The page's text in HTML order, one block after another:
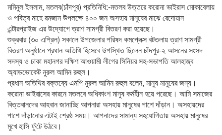
মমিনুল ইসলাম, মতলব(চাঁদপুর) প্রতিনিধি:-মতলব উত্তরে করোনা ভাইরাস মোকাবেলায়
ও পবিত্র মাহে রমজান উপলক্ষে ৪০০ জন অসহায় মানুষের মাঝে রেদোয়ান
এন্টারপ্রাইজ এর উদ্যোগে ত্রাণ সামগ্রী বিতরণ করা হয়েছে।
শুক্রবার (৩০ এপ্রিল) সকালে উপজেলার পরিষদ কমপ্লেক্স বটতলায় ত্রাণ সামগ্রী
বিতরণ অনুষ্ঠানে প্রধান অতিথি হিসেবে উপস্থিত ছিলেন চাঁদপুর-২ আসনের সংসদ
সদস্য ও ঢাকা মহানগর দক্ষিণ আওয়ামী লীগের সিনিয়র সহ-সভাপতি আলহাজ্ব
অ্যাডভোকেট নুরুল আমিন রুহুল।
প্রধান অতিথির বক্তব্যে এমপি নুরুল আমিন রুহুল বলেন, মানুষ মানুষের জন্য।
করোনা ভাইরাসের কারনে মতলবে অধিকাংশ মানুষ কর্মহীন হয়ে পরেছে। আমি সমাজের
বিত্তবানদের আহবান জানাচ্ছি আপনারা অসহায় মানুষের পাশে দাঁড়ান। অসহায়দের
পাশে দাঁড়ানোর এটাই শ্রেষ্ঠ সময়। আপনাদের সামান্য সহযোগিতায় অসহায় মানুষের
মুখে হাসি ফুঁটে উঠবে।